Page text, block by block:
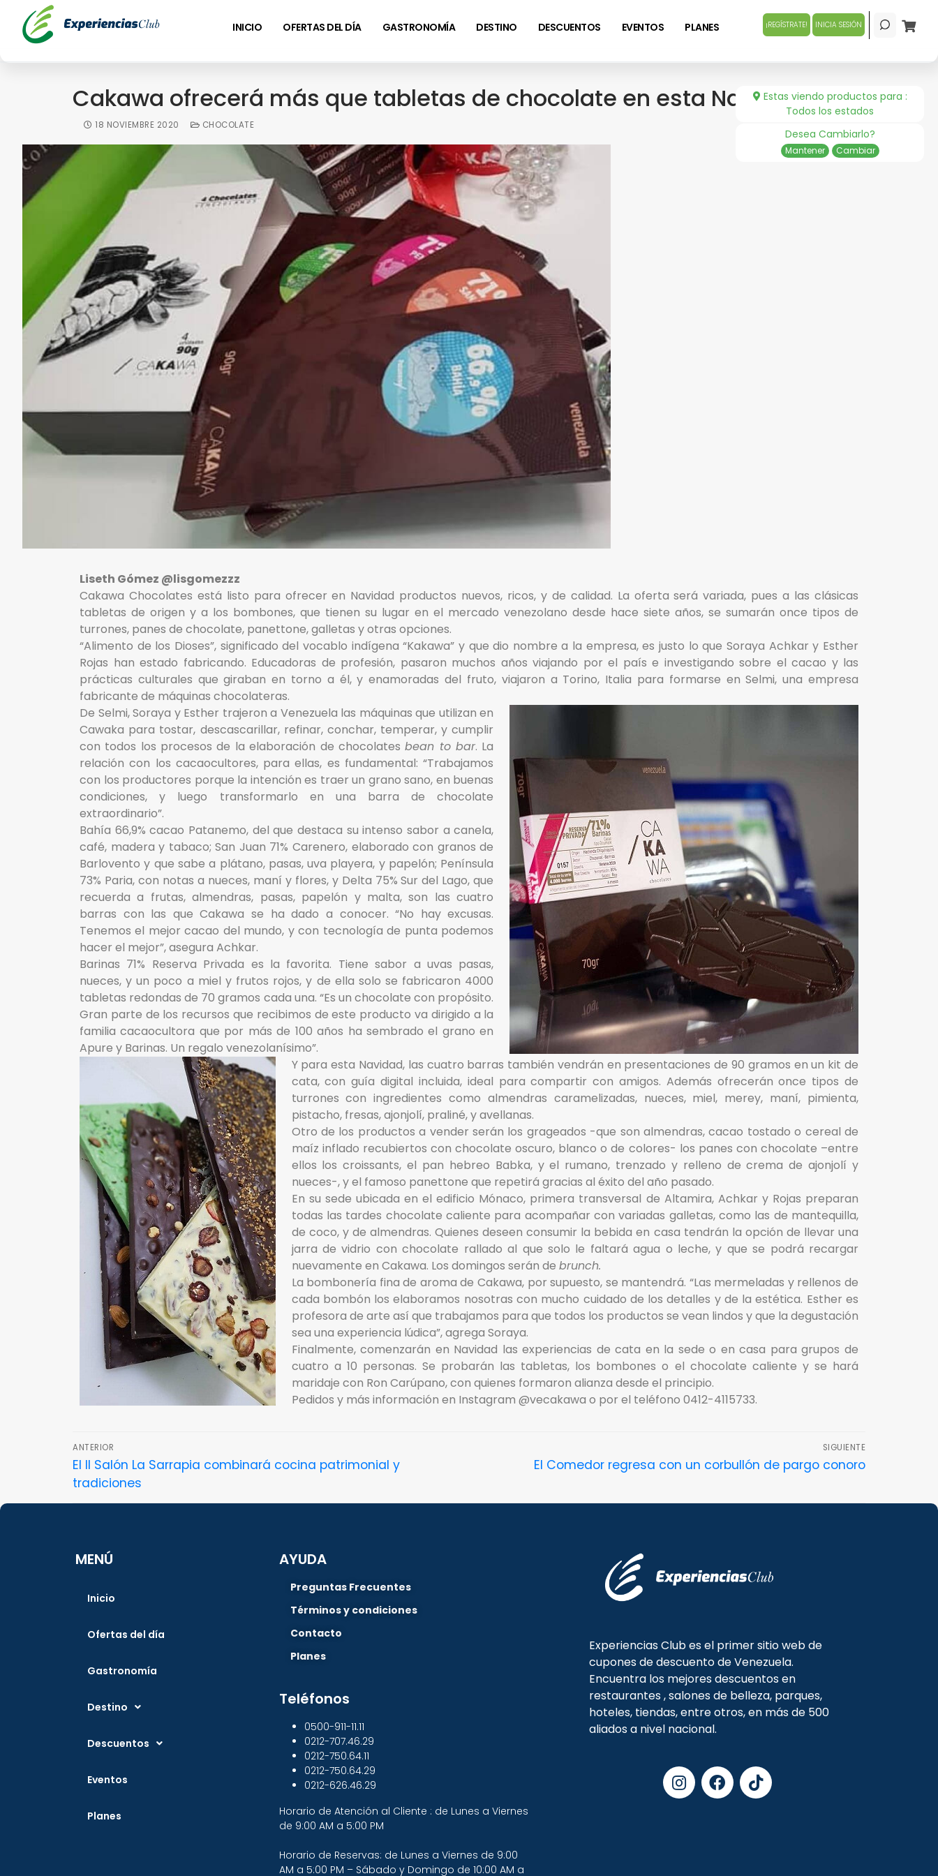
INICIO OFERTAS DEL DÍA GASTRONOMÍA DESTINO DESCUENTOS EVENTOS PLANES ¡REGÍSTRATE! INICIA SESIÓN
Estas viendo productos para :
Todos los estados
Desea Cambiarlo?
Mantener Cambiar
Cakawa ofrecerá más que tabletas de chocolate en esta Navidad
18 NOVIEMBRE 2020 CHOCOLATE
Liseth Gómez @lisgomezzz
Cakawa Chocolates está listo para ofrecer en Navidad productos nuevos, ricos, y de calidad. La oferta será variada, pues a las clásicas
tabletas de origen y a los bombones, que tienen su lugar en el mercado venezolano desde hace siete años, se sumarán once tipos de
turrones, panes de chocolate, panettone, galletas y otras opciones.
“Alimento de los Dioses”, significado del vocablo indígena “Kakawa” y que dio nombre a la empresa, es justo lo que Soraya Achkar y Esther
Rojas han estado fabricando. Educadoras de profesión, pasaron muchos años viajando por el país e investigando sobre el cacao y las
prácticas culturales que giraban en torno a él, y enamoradas del fruto, viajaron a Torino, Italia para formarse en Selmi, una empresa
fabricante de máquinas chocolateras.
De Selmi, Soraya y Esther trajeron a Venezuela las máquinas que utilizan en
Cawaka para tostar, descascarillar, refinar, conchar, temperar, y cumplir
con todos los procesos de la elaboración de chocolatesbean to bar. La
relación con los cacaocultores, para ellas, es fundamental: “Trabajamos
con los productores porque la intención es traer un grano sano, en buenas
condiciones, y luego transformarlo en una barra de chocolate
extraordinario”.
Bahía 66,9% cacao Patanemo, del que destaca su intenso sabor a canela,
café, madera y tabaco; San Juan 71% Carenero, elaborado con granos de
Barlovento y que sabe a plátano, pasas, uva playera, y papelón; Península
73% Paria, con notas a nueces, maní y flores, y Delta 75% Sur del Lago, que
recuerda a frutas, almendras, pasas, papelón y malta, son las cuatro
barras con las que Cakawa se ha dado a conocer. “No hay excusas.
Tenemos el mejor cacao del mundo, y con tecnología de punta podemos
hacer el mejor”, asegura Achkar.
Barinas 71% Reserva Privada es la favorita. Tiene sabor a uvas pasas,
nueces, y un poco a miel y frutos rojos, y de ella solo se fabricaron 4000
tabletas redondas de 70 gramos cada una. “Es un chocolate con propósito.
Gran parte de los recursos que recibimos de este producto va dirigido a la
familia cacaocultora que por más de 100 años ha sembrado el grano en
Apure y Barinas. Un regalo venezolanísimo”.
Y para esta Navidad, las cuatro barras también vendrán en presentaciones de 90 gramos en un kit de
cata, con guía digital incluida, ideal para compartir con amigos. Además ofrecerán once tipos de
turrones con ingredientes como almendras caramelizadas, nueces, miel, merey, maní, pimienta,
pistacho, fresas, ajonjolí, praliné, y avellanas.
Otro de los productos a vender serán los grageados -que son almendras, cacao tostado o cereal de
maíz inflado recubiertos con chocolate oscuro, blanco o de colores- los panes con chocolate –entre
ellos los croissants, el pan hebreo Babka, y el rumano, trenzado y relleno de crema de ajonjolí y
nueces-, y el famoso panettone que repetirá gracias al éxito del año pasado.
En su sede ubicada en el edificio Mónaco, primera transversal de Altamira, Achkar y Rojas preparan
todas las tardes chocolate caliente para acompañar con variadas galletas, como las de mantequilla,
de coco, y de almendras. Quienes deseen consumir la bebida en casa tendrán la opción de llevar una
jarra de vidrio con chocolate rallado al que solo le faltará agua o leche, y que se podrá recargar
nuevamente en Cakawa. Los domingos serán de brunch.
La bombonería fina de aroma de Cakawa, por supuesto, se mantendrá. “Las mermeladas y rellenos de
cada bombón los elaboramos nosotras con mucho cuidado de los detalles y de la estética. Esther es
profesora de arte así que trabajamos para que todos los productos se vean lindos y que la degustación
sea una experiencia lúdica”, agrega Soraya.
Finalmente, comenzarán en Navidad las experiencias de cata en la sede o en casa para grupos de
cuatro a 10 personas. Se probarán las tabletas, los bombones o el chocolate caliente y se hará
maridaje con Ron Carúpano, con quienes formaron alianza desde el principio.
Pedidos y más información en Instagram @vecakawa o por el teléfono 0412-4115733.
ANTERIOR
El II Salón La Sarrapia combinará cocina patrimonial y
tradiciones
SIGUIENTE
El Comedor regresa con un corbullón de pargo conoro
MENÚ
Inicio
Ofertas del día
Gastronomía
Destino
Descuentos
Eventos
Planes
AYUDA
Preguntas Frecuentes
Términos y condiciones
Contacto
Planes
Teléfonos
0500-911-11.11
0212-707.46.29
0212-750.64.11
0212-750.64.29
0212-626.46.29
Horario de Atención al Cliente : de Lunes a Viernes
de 9:00 AM a 5:00 PM
Horario de Reservas: de Lunes a Viernes de 9:00
AM a 5:00 PM – Sábado y Domingo de 10:00 AM a
Experiencias Club es el primer sitio web de
cupones de descuento de Venezuela.
Encuentra los mejores descuentos en
restaurantes , salones de belleza, parques,
hoteles, tiendas, entre otros, en más de 500
aliados a nivel nacional.